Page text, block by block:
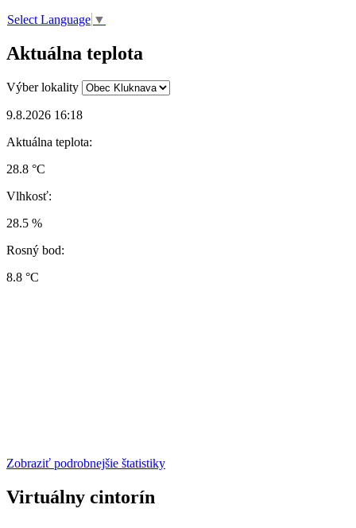
Select Language ▼
Aktuálna teplota
Výber lokality
9.8.2026 16:18
Aktuálna teplota:
28.8 °C
Vlhkosť:
28.5 %
Rosný bod:
8.8 °C
Zobraziť podrobnejšie štatistiky
Virtuálny cintorín